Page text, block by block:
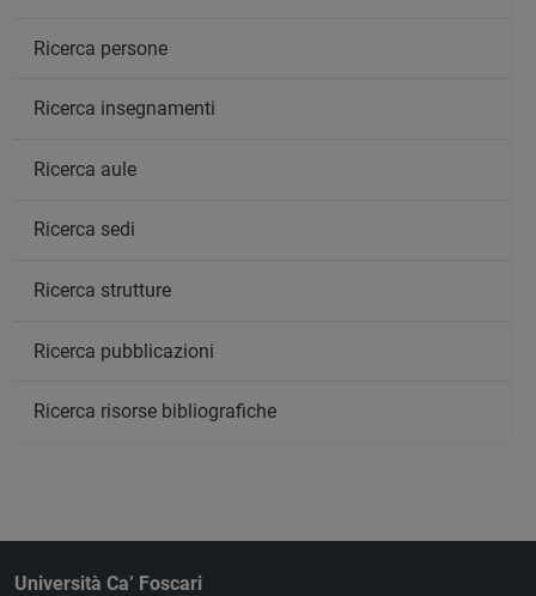
Ricerca persone
Ricerca insegnamenti
Ricerca aule
Ricerca sedi
Ricerca strutture
Ricerca pubblicazioni
Ricerca risorse bibliografiche
Università Ca’ Foscari